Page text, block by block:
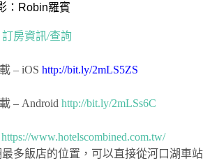
：Robin羅賓
訂房資訊/查詢
– iOS http://bit.ly/2mLS5ZS
– Android http://bit.ly/2mLSs6C
https://www.hotelscombined.com.tw/
多飯店的位置，可以直接從河口湖車站